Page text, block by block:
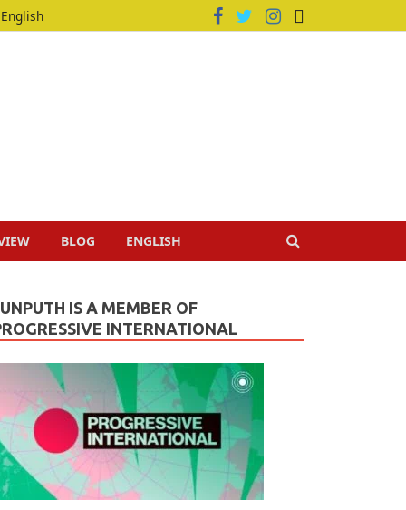
English
BLOG ENGLISH
IS A MEMBER OF
INTERNATIONAL